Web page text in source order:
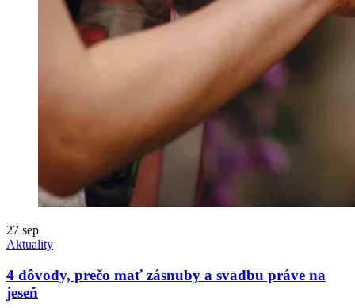
27 sep
Aktuality
4 dôvody, prečo mať zásnuby a svadbu práve na
jeseň